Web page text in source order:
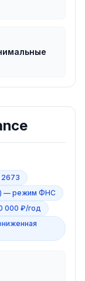
2673
— режим ФНС
000 ₽/год